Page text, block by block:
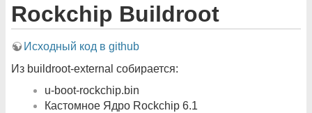
Rockchip Buildroot
Исходный код в github
Из buildroot-external собирается:
u-boot-rockchip.bin
Кастомное Ядро Rockchip 6.1